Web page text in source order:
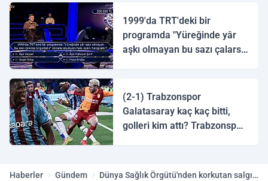
1999'da TRT'deki bir
programda "Yüreğinde yâr
aşkı olmayan bu sazı çalarsa
(2-1) Trabzonspor
Galatasaray kaç kaç bitti,
golleri kim attı? Trabzonspor
Haberler Gündem Dünya Sağlık Örgütü'nden korkutan salgın